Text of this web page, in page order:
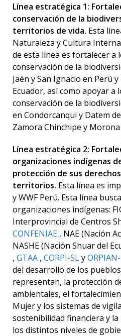
Línea estratégica 1:
conservación de la
territorios de vida. Esta
Naturaleza y Cultura
de esta línea es fortalecer a
conservación de la
Jaén y San Ignacio en Perú
Ecuador, así como apoyar a
conservación de la
en Condorcanqui y Datem
Zamora Chinchipe y
Línea estratégica 2:
organizaciones indígenas
protección de sus
territorios. Esta línea es
y WWF Perú. Esta línea
organizaciones indígenas:
Interprovincial de Centros
CONFENIAE , NAE (Nación
NASHE (Nación Shuar del
, GTAA , CORPI-SLy
del desarrollo de los
representan, la protección
ambientales, el
Mujer y los sistemas de
sostenibilidad financiera y
los distintos niveles de